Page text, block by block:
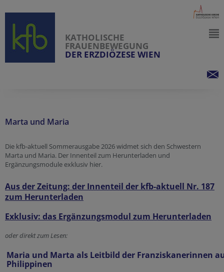
KATHOLISCHE
FRAUENBEWEGUNG
DER ERZDIÖZESE WIEN
Marta und Maria
Die kfb-aktuell Sommerausgabe 2026 widmet sich den Schwestern
Marta und Maria. Der Innenteil zum Herunterladen und
Ergänzungsmodule exklusiv hier.
Aus der Zeitung: der Innenteil der kfb-aktuell Nr. 187
zum Herunterladen
Exklusiv: das Ergänzungsmodul zum Herunterladen
oder direkt zum Lesen:
Maria und Marta als Leitbild der Franziskanerinnen
Philippinen